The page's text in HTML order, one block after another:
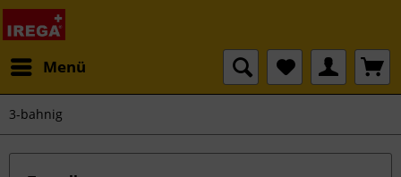
Menü
3-bahnig